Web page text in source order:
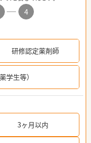
4
研修認定薬剤師
学生等）
3ヶ月以内